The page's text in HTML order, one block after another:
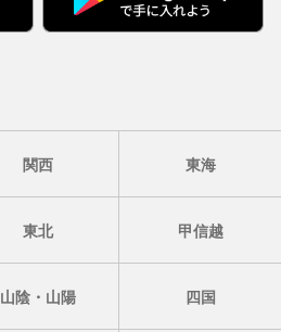
関西 東海
東北 甲信越
山陰・山陽 四国